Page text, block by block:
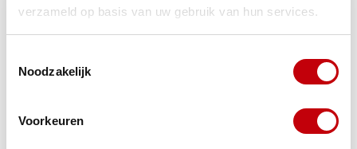
verzameld op basis van uw gebruik van hun services.
Noodzakelijk
Voorkeuren